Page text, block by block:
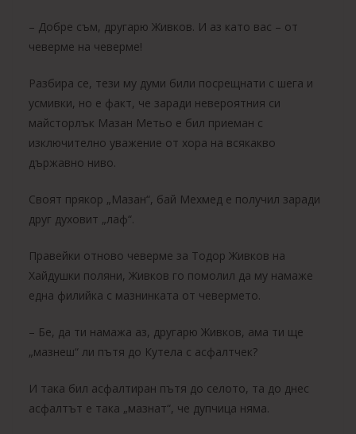
– Добре съм, другарю Живков. И аз като вас – от
чеверме на чеверме!
Разбира се, тези му думи били посрещнати с шега и
усмивки, но е факт, че заради невероятния си
майсторлък Мазан Метьо е бил приеман с
изключително уважение от хора на всякакво
държавно ниво.
Своят прякор „Мазан“, бай Мехмед е получил заради
друг духовит „лаф“.
Правейки отново чеверме за Тодор Живков на
Хайдушки поляни, Живков го помолил да му намаже
една филийка с мазнинката от чевермето.
– Бе, да ти намажа аз, другарю Живков, ама ти ще
„мазнеш“ ли пътя до Кутела с асфалтчек?
И така бил асфалтиран пътя до селото, та до днес
асфалтът е така „мазнат“, че дупчица няма.